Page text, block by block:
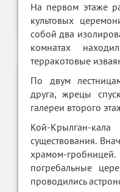
На первом этаже
культовых
собой два
комнатах
терракотовые
По двум
друга, жрецы
галереи второго
Кой-Крылган-
существования.
храмом-
погребальные
проводились